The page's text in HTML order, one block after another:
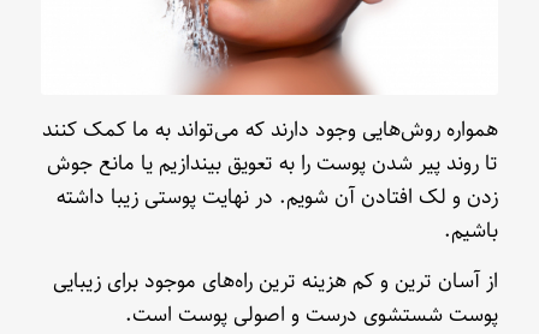
همواره روش‌هایی وجود دارند که می‌تواند به ما کمک کنند
تا روند پیر شدن پوست را به تعویق بیندازیم یا مانع جوش
زدن و لک افتادن آن شویم. در نهایت پوستی زیبا داشته
باشیم.
از آسان ترین و کم هزینه ترین راه‌های موجود برای زیبایی
پوست شستشوی درست و اصولی پوست است.